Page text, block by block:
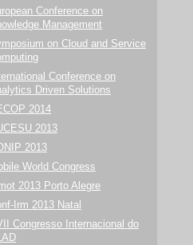
Conference on
Management
on Cloud and Service
Conference on
Driven Solutions
2014
2013
2013
World Congress
2013 Porto Alegre
Irm 2013 Natal
Congresso Internacional do